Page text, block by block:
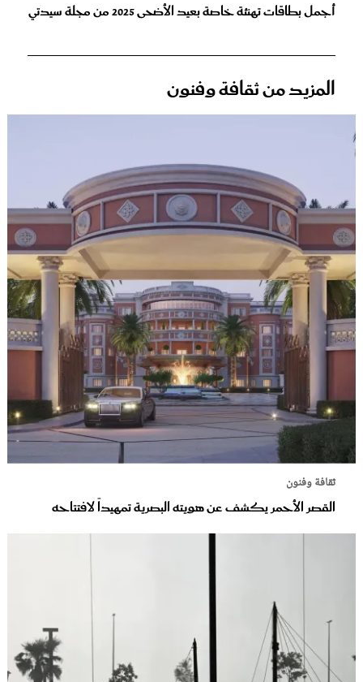
أجمل بطاقات تهنئة خاصة بعيد الأضحى 2025 من مجلة سيدتي
المزيد من ثقافة وفنون
ثقافة وفنون
القصر الأحمر يكشف عن هويته البصرية تمهيداً لافتتاحه